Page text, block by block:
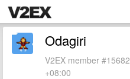
Odagiri
V2EX member
+08:00